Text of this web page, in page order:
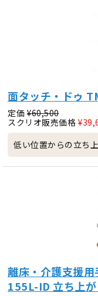
面タッチ・ドゥ
定価 ¥60,500
スクリオ販売価格 ¥
低い位置からの立ち
離床・介護支援
155L-ID 立ち上